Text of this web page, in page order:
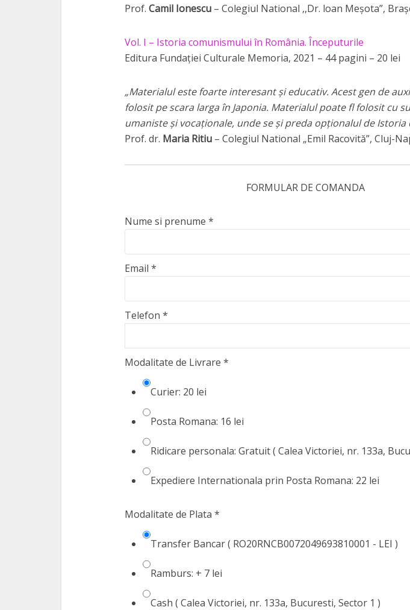
Prof. Camil Ionescu – Colegiul National ,,Dr. loan Meșota”,
Vol. I – Istoria comunismului în România. Începuturile
Editura Fundației Culturale Memoria, 2021 – 44 pagini – 20 lei
„Materialul este foarte interesant și educativ. Acest gen de
folosit pe scara larga în Japonia. Materialul poate fl folosit cu
umaniste și vocaționale, unde se și preda opționalul de Istoria
Prof. dr. Maria Ritiu – Colegiul National „Emil Racovită”, Cluj-
FORMULAR DE COMANDA
Nume si prenume *
Email *
Telefon *
Modalitate de Livrare *
Curier: 20 lei
Posta Romana: 16 lei
Ridicare personala: Gratuit ( Calea Victoriei, nr. 133a,
Expediere Internationala prin Posta Romana: 22 lei
Modalitate de Plata *
Transfer Bancar ( RO20RNCB0072049693810001 - LEI )
Ramburs: + 7 lei
Cash ( Calea Victoriei, nr. 133a, Bucuresti, Sector 1 )